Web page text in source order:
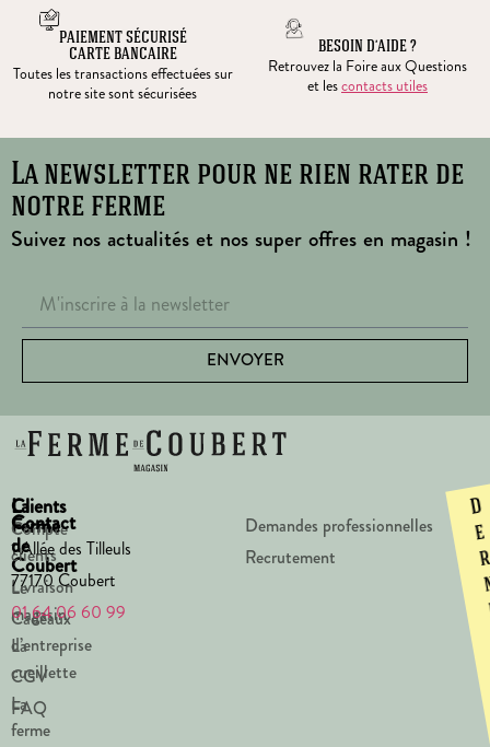
PAIEMENT SÉCURISÉ
CARTE BANCAIRE
Toutes les transactions effectuées sur
notre site sont sécurisées
BESOIN D’AIDE ?
Retrouvez la Foire aux Questions
et lescontacts utiles
La newsletter pour ne rien rater de
notre ferme
Suivez nos actualités et nos super offres en magasin !
ENVOYER
La
Ferme
de
Coubert
Le
magasin
La
cueillette
La
ferme
Clients
Compte
clients
Livraison
Cadeaux
d’entreprise
CGV
FAQ
Contact
1 Allée des Tilleuls
77170 Coubert
01 64 06 60 99
Demandes professionnelles
Recrutement
D
e